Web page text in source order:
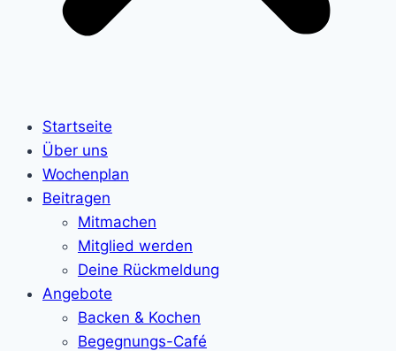
Startseite
Über uns
Wochenplan
Beitragen
Mitmachen
Mitglied werden
Deine Rückmeldung
Angebote
Backen & Kochen
Begegnungs-Café